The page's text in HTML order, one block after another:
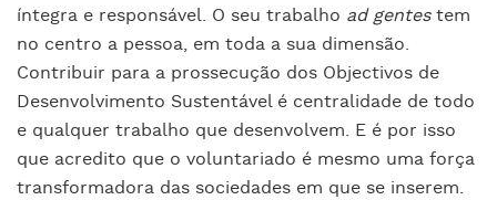
íntegra e responsável. O seu trabalho ad gentestem
no centro a pessoa, em toda a sua dimensão.
Contribuir para a prossecução dos Objectivos de
Desenvolvimento Sustentável é centralidade de todo
e qualquer trabalho que desenvolvem. E é por isso
que acredito que o voluntariado é mesmo uma força
transformadora das sociedades em que se inserem.